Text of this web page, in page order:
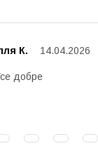
К. 14.04.2026
добре